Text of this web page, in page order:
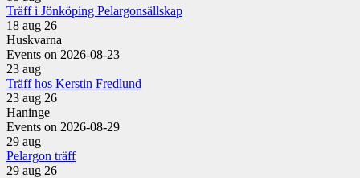
Träff i Jönköping Pelargonsällskap
18 aug 26
Huskvarna
Events on 2026-08-23
23 aug
Träff hos Kerstin Fredlund
23 aug 26
Haninge
Events on 2026-08-29
29 aug
Pelargon träff
29 aug 26